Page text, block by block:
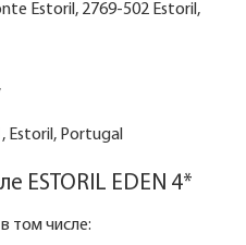
Estoril, 2769-502 Estoril,
Estoril, Portugal
ESTORIL EDEN 4*
том числе: